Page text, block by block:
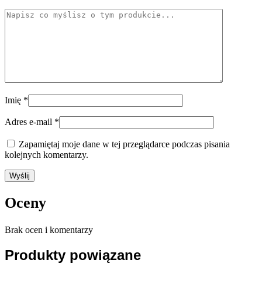
Imię *
Adres e-mail *
Zapamiętaj moje dane w tej przeglądarce podczas pisania
kolejnych komentarzy.
Oceny
Brak ocen i komentarzy
Produkty powiązane